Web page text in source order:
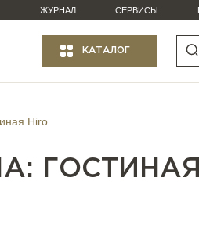
ЖУРНАЛ СЕРВИСЫ
КАТАЛОГ
Hiro
ГОСТИНАЯ